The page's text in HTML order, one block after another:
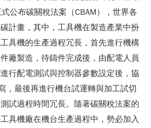
公布碳關稅法案（CBAM），世界各
計畫，其中，工具機在製造產業中扮
具機的生產過程冗長，首先進行機構
廠製造，待鑄件完成後，由配電人員
行配電測試與控制器參數設定後，協
，最後再進行機台試運轉與加工試切
試過程時間冗長。隨著碳關稅法案的
具機廠在機台生產過程中，勢必加入